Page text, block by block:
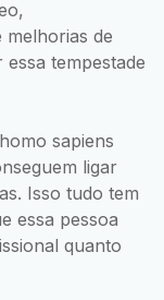
de
essa tempestade
sapiens
ligar
Isso tudo tem
essa pessoa
quanto